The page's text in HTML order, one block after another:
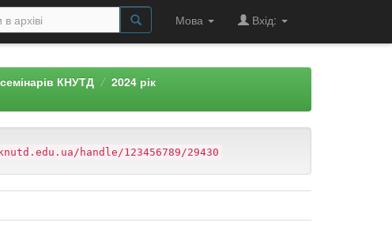
Мова Вхід:
КНУТД
2024 рік
handle/123456789/29430